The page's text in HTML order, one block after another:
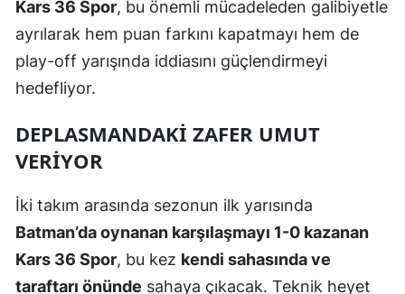
Kocaeli
Konya
Kahramanmaraş
Mardin
Muğla
Kars 36 Spor, bu önemli mücadeleden galibiyetle
ayrılarak hem puan farkını kapatmayı hem de
play-off yarışında iddiasını güçlendirmeyi
hedefliyor.
DEPLASMANDAKI ZAFER UMUT
VERIYOR
İki takım arasında sezonun ilk yarısında
Batman’da oynanan karşılaşmayı 1-0 kazanan
Kars 36 Spor, bu kez kendi sahasında ve
taraftarı önünde sahaya çıkacak. Teknik heyet